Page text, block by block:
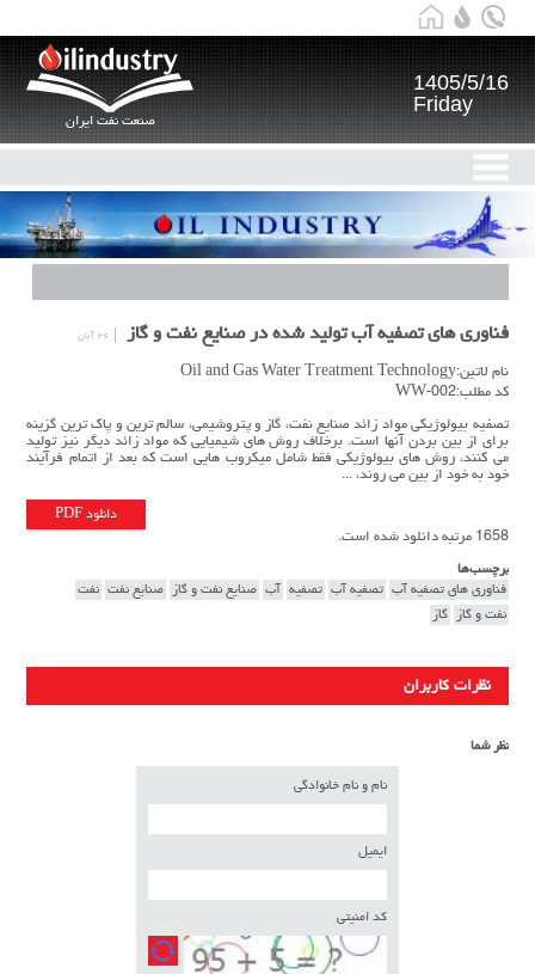
صنعت نفت ایران
1405/5/16
Friday
فناوری های تصفیه آب تولید شده در صنایع نفت و گاز ۲۶ آبان
نام لاتین:Oil and Gas Water Treatment Technology
کد مطلب:WW-002
تصفیه بیولوژیکی مواد زائد صنایع نفت، گاز و پتروشیمی، سالم ترین و پاک ترین گزینه
برای از بین بردن آنها است. برخلاف روش های شیمیایی که مواد زائد دیگر نیز تولید
می کنند، روش های بیولوژیکی فقط شامل میکروب هایی است که بعد از اتمام فرآیند
خود به خود از بین می روند، ...
دانلود PDF
1658 مرتبه دانلود شده است.
برچسب‌ها
فناوری های تصفیه آب تصفیه آب تصفیه آب صنایع نفت و گاز صنایع نفت نفت
نفت و گاز
گاز
نظرات کاربران
نظر شما
نام و نام خانوادگی
ایمیل
کد امنیتی